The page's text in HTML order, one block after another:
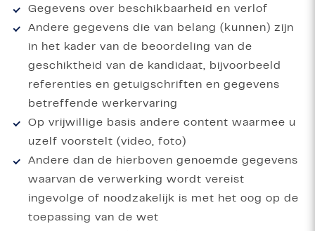
Gegevens over beschikbaarheid en verlof
Andere gegevens die van belang (kunnen) zijn
in het kader van de beoordeling van de
geschiktheid van de kandidaat, bijvoorbeeld
referenties en getuigschriften en gegevens
betreffende werkervaring
Op vrijwillige basis andere content waarmee u
uzelf voorstelt (video, foto)
Andere dan de hierboven genoemde gegevens
waarvan de verwerking wordt vereist
ingevolge of noodzakelijk is met het oog op de
toepassing van de wet